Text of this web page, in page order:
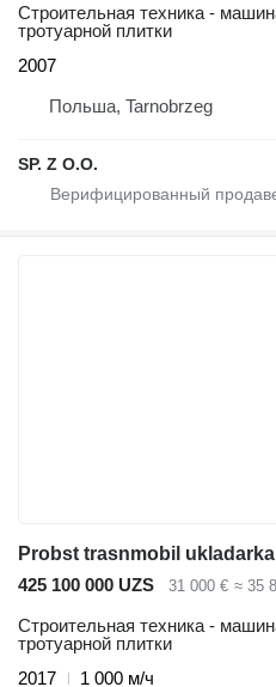
Строительная техника -
тротуарной плитки
2007
Польша, Tarnobrzeg
SP. Z O.O.
425 100 000 UZS 31 000 € ≈ 35
Строительная техника -
тротуарной плитки
2017
1 000 м/ч